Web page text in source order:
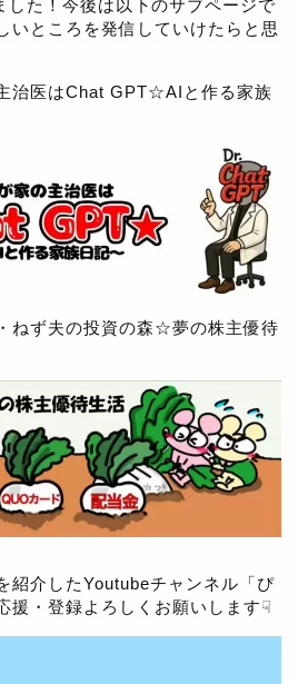
した！今後は以下のサブページで
いところを発信していけたらと思
治医はChat GPT☆AIと作る家族
ねず夫の投資の森☆夢の株主優待
紹介したYoutubeチャンネル「ぴ
援・登録よろしくお願いします☟